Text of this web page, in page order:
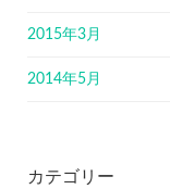
2015年3月
2014年5月
カテゴリー